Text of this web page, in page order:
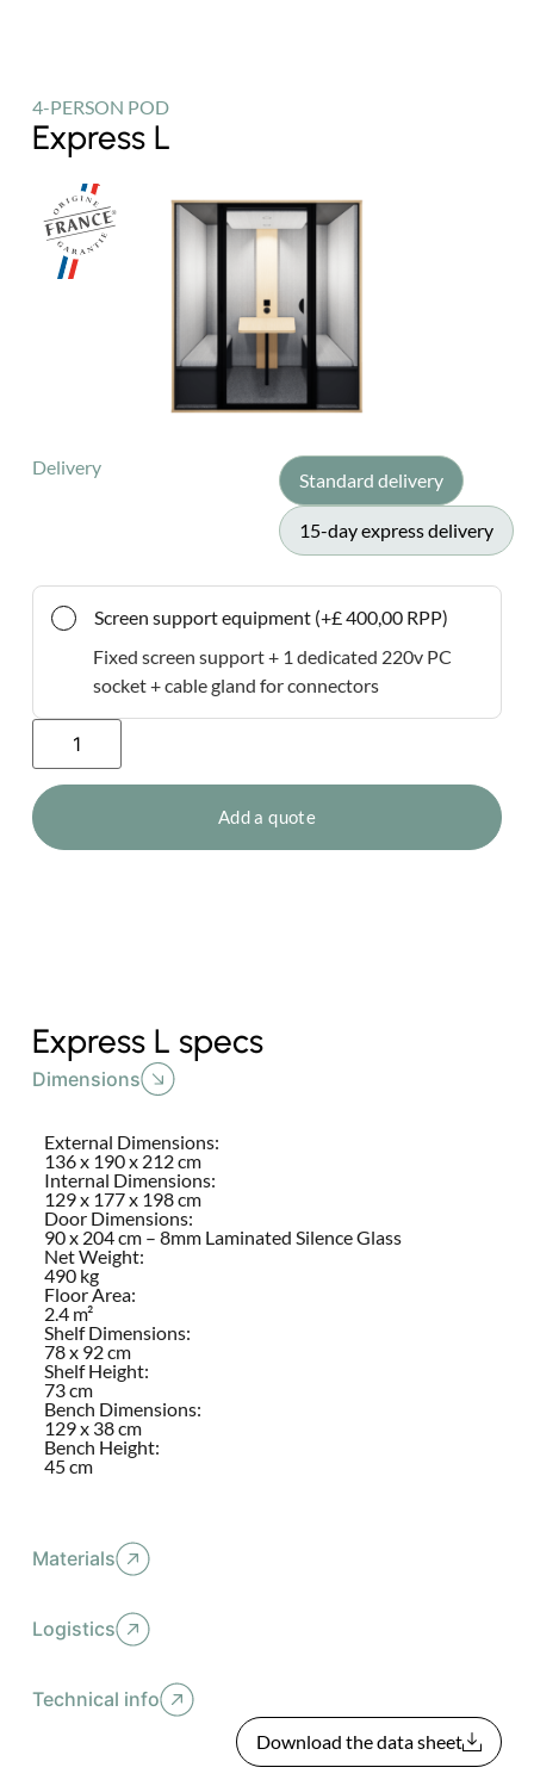
4-PERSON POD
Express L
Delivery
Standard delivery
15-day express delivery
Screen support equipment (+£400,00 RPP)
Fixed screen support + 1 dedicated 220v PC
socket + cable gland for connectors
Add a quote
Express L specs
Dimensions
External Dimensions:
136 x 190 x 212 cm
Internal Dimensions:
129 x 177 x 198 cm
Door Dimensions:
90 x 204 cm – 8mm Laminated Silence Glass
Net Weight:
490 kg
Floor Area:
2.4 m²
Shelf Dimensions:
78 x 92 cm
Shelf Height:
73 cm
Bench Dimensions:
129 x 38 cm
Bench Height:
45 cm
Materials
Logistics
Technical info
Download the data sheet